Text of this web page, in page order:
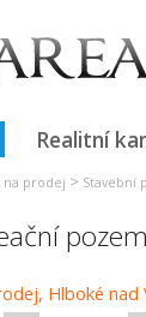
Realitní
na prodej > Stavební